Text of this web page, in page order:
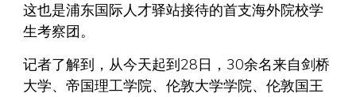
这也是浦东国际人才驿站接待的首支海外院校学
生考察团。
记者了解到，从今天起到28日，30余名来自剑桥
大学、帝国理工学院、伦敦大学学院、伦敦国王